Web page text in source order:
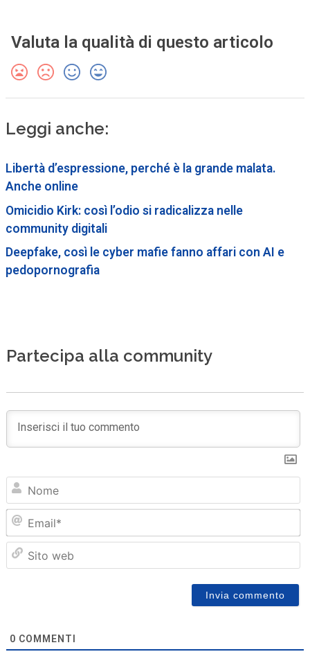
Valuta la qualità di questo articolo
Leggi anche:
Libertà d’espressione, perché è la grande malata.
Anche online
Omicidio Kirk: così l’odio si radicalizza nelle
community digitali
Deepfake, così le cyber mafie fanno affari con AI e
pedopornografia
Partecipa alla community
0 COMMENTI